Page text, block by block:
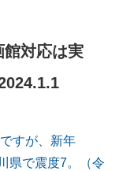
館対応は実
すが、新年
県で震度7。（令